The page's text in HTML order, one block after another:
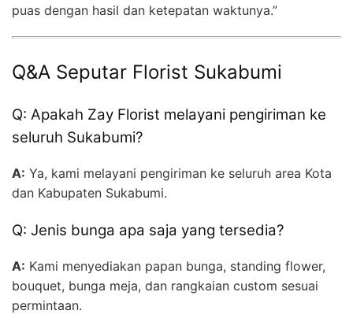
puas dengan hasil dan ketepatan waktunya.”
Q&A Seputar Florist Sukabumi
Q: Apakah Zay Florist melayani pengiriman ke
seluruh Sukabumi?
A: Ya, kami melayani pengiriman ke seluruh area Kota
dan Kabupaten Sukabumi.
Q: Jenis bunga apa saja yang tersedia?
A: Kami menyediakan papan bunga, standing flower,
bouquet, bunga meja, dan rangkaian custom sesuai
permintaan.